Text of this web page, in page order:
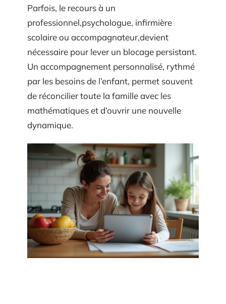
Parfois, le recours à un
professionnel,psychologue, infirmière
scolaire ou accompagnateur,devient
nécessaire pour lever un blocage persistant.
Un accompagnement personnalisé, rythmé
par les besoins de l’enfant, permet souvent
de réconcilier toute la famille avec les
mathématiques et d’ouvrir une nouvelle
dynamique.